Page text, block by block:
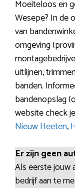
Moeiteloos en
Wesepe? In de
van
omgeving
uitlijnen,
banden.
bandenopslag
website check
Nieuw Heeten,
Er zijn geen
Als eerste jouw
bedrijf aan te